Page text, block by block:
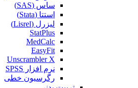
ساس (SAS)
استتا (Stata)
لیزرل (Lisrel)
StatPlus
MedCalc
EasyFit
Unscrambler X
نرم افزار SPSS
رگرسیون خطی